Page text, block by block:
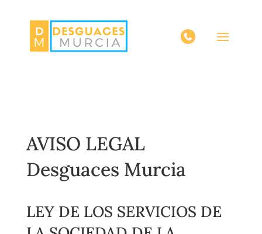
AVISO LEGAL
Desguaces Murcia
LEY DE LOS SERVICIOS DE